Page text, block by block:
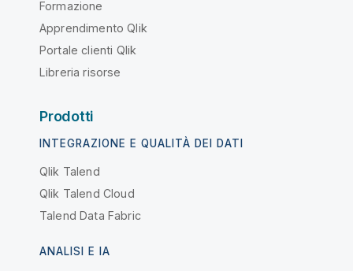
Formazione
Apprendimento Qlik
Portale clienti Qlik
Libreria risorse
Prodotti
INTEGRAZIONE E QUALITÀ DEI DATI
Qlik Talend
Qlik Talend Cloud
Talend Data Fabric
ANALISI E IA